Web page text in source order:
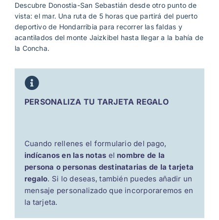
Descubre Donostia-San Sebastián desde otro punto de
vista: el mar. Una ruta de 5 horas que partirá del puerto
deportivo de Hondarribia para recorrer las faldas y
acantilados del monte Jaizkibel hasta llegar a la bahía de
la Concha.
PERSONALIZA TU TARJETA REGALO
Cuando rellenes el formulario del pago,
indícanos en las notas el nombre de la
persona o personas destinatarias de la tarjeta
regalo. Si lo deseas, también puedes añadir un
mensaje personalizado que incorporaremos en
la tarjeta.